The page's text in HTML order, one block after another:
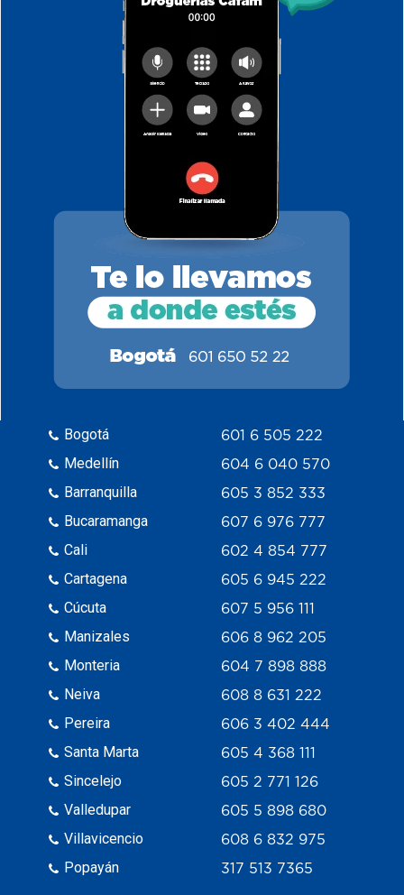
Bogotá
Medellín
Barranquilla
Bucaramanga
Cali
Cartagena
Cúcuta
Manizales
Monteria
Neiva
Pereira
Santa Marta
Sincelejo
Valledupar
Villavicencio
Popayán
601 6 505 222
604 6 040 570
605 3 852 333
607 6 976 777
602 4 854 777
605 6 945 222
607 5 956 111
606 8 962 205
604 7 898 888
608 8 631 222
606 3 402 444
605 4 368 111
605 2 771 126
605 5 898 680
608 6 832 975
317 513 7365